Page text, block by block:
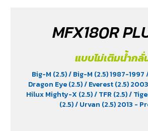
MFX180R
แบบไม่เติมน้ำกลั่
Big-M (2.5)/ Big-M (2.5) 1987-1997
Dragon Eye (2.5)/ Everest (2.5)
Hilux Mighty-X (2.5)/ TFR (2.5)/
(2.5)/ Urvan (2.5) 2013 -